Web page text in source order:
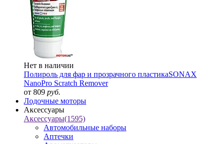
Нет в наличии
Полироль для фар и прозрачного пластикаSONAX
NanoPro Scratch Remover
от 809 руб.
Лодочные моторы
Аксессуары
Аксессуары(1595)
Автомобильные наборы
Аптечки